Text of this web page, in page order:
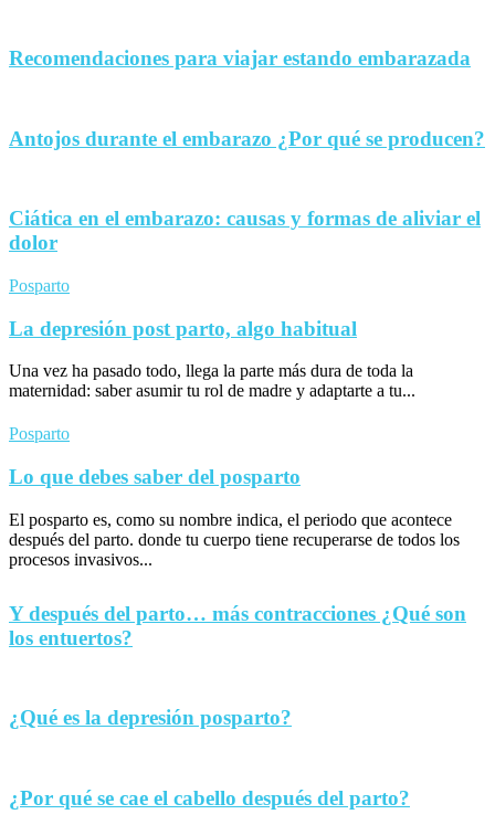
Recomendaciones para viajar estando embarazada
Antojos durante el embarazo ¿Por qué se producen?
Ciática en el embarazo: causas y formas de aliviar el
dolor
Posparto
La depresión post parto, algo habitual
Una vez ha pasado todo, llega la parte más dura de toda la
maternidad: saber asumir tu rol de madre y adaptarte a tu...
Posparto
Lo que debes saber del posparto
El posparto es, como su nombre indica, el periodo que acontece
después del parto. donde tu cuerpo tiene recuperarse de todos los
procesos invasivos...
Y después del parto… más contracciones ¿Qué son
los entuertos?
¿Qué es la depresión posparto?
¿Por qué se cae el cabello después del parto?